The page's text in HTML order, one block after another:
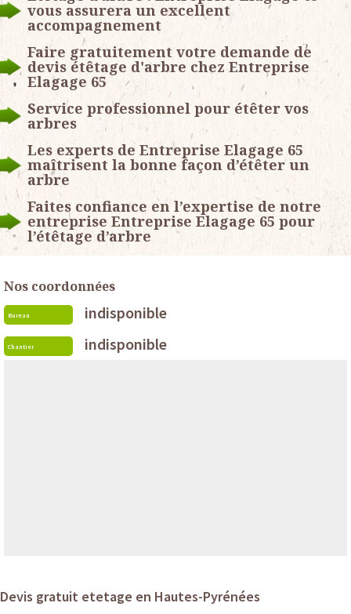
vous assurera un excellent
accompagnement
Faire gratuitement votre demande de
devis étêtage d'arbre chez Entreprise
Elagage 65
Service professionnel pour étêter vos
arbres
Les experts de Entreprise Elagage 65
maîtrisent la bonne façon d’étêter un
arbre
Faites confiance en l’expertise de notre
entreprise Entreprise Elagage 65 pour
l’étêtage d’arbre
Nos coordonnées
Bureau indisponible
Chantier indisponible
Devis gratuit etetage en Hautes-Pyrénées